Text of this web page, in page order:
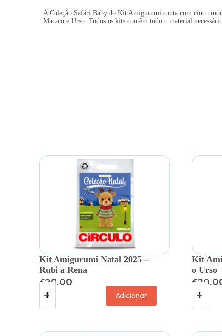
A Coleção Safári Baby do Kit Amigurumi conta com cinco
Macaco e Urso. Todos os kits contêm todo o material
Kit Amigurumi Natal 2025 –
Rubi a Rena
€20.00
Adicionar
Kit
o Urso
€